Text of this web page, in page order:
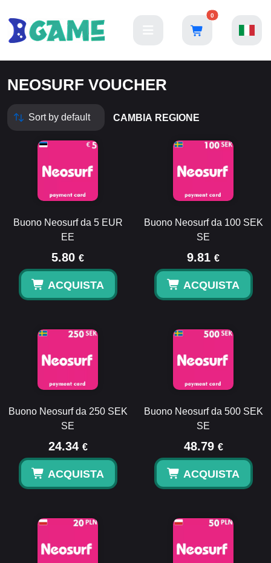
0
NEOSURF VOUCHER
CAMBIA REGIONE
Buono Neosurf da 5 EUR
EE
5.80 €
ACQUISTA
Buono Neosurf da 100 SEK
SE
9.81 €
ACQUISTA
Buono Neosurf da 250 SEK
SE
24.34 €
ACQUISTA
Buono Neosurf da 500 SEK
SE
48.79 €
ACQUISTA